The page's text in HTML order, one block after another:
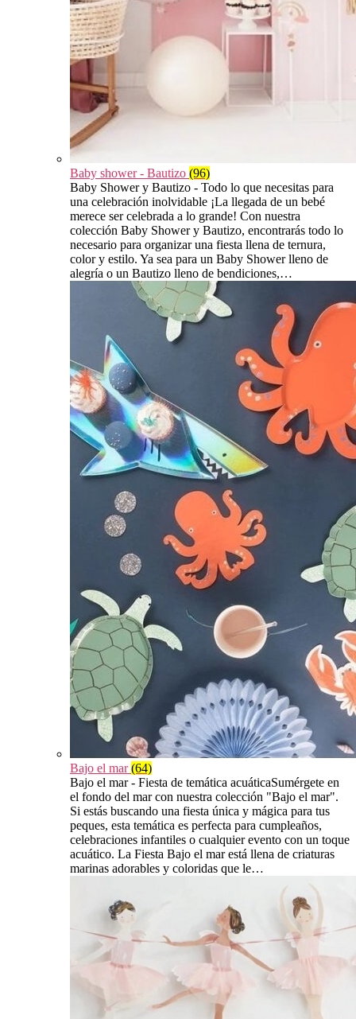
Baby shower - Bautizo (96)
Baby Shower y Bautizo - Todo lo que necesitas para
una celebración inolvidable ¡La llegada de un bebé
merece ser celebrada a lo grande! Con nuestra
colección Baby Shower y Bautizo, encontrarás todo lo
necesario para organizar una fiesta llena de ternura,
color y estilo. Ya sea para un Baby Shower lleno de
alegría o un Bautizo lleno de bendiciones,…
Bajo el mar(64)
Bajo el mar - Fiesta de temática acuáticaSumérgete en
el fondo del mar con nuestra colección "Bajo el mar".
Si estás buscando una fiesta única y mágica para tus
peques, esta temática es perfecta para cumpleaños,
celebraciones infantiles o cualquier evento con un toque
acuático. La Fiesta Bajo el mar está llena de criaturas
marinas adorables y coloridas que le…